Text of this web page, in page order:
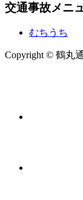
交通事故メニ
むちうち
Copyright © 鶴丸